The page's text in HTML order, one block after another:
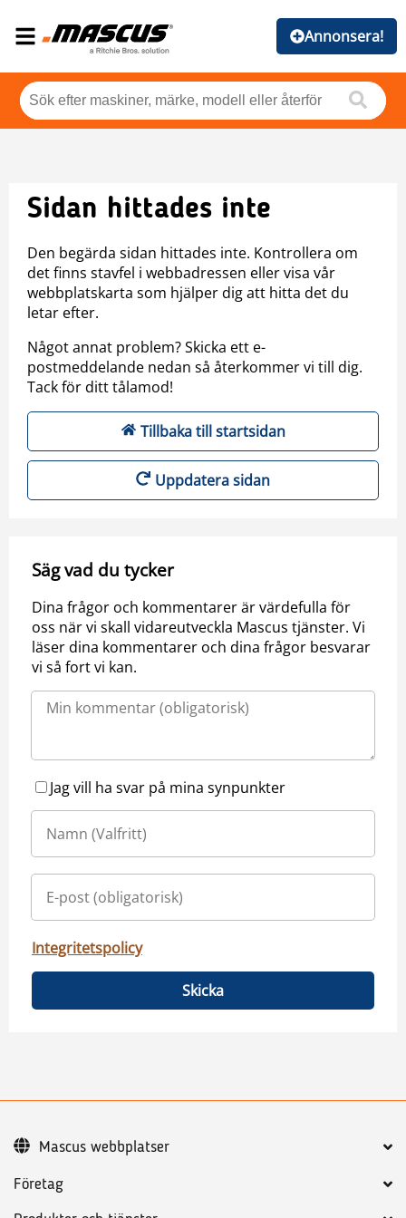
Annonsera!
Sidan hittades inte
Den begärda sidan hittades inte. Kontrollera om
det finns stavfel i webbadressen eller visa vår
webbplatskarta som hjälper dig att hitta det du
letar efter.
Något annat problem? Skicka ett e-
postmeddelande nedan så återkommer vi till dig.
Tack för ditt tålamod!
Tillbaka till startsidan
Uppdatera sidan
Säg vad du tycker
Dina frågor och kommentarer är värdefulla för
oss när vi skall vidareutveckla Mascus tjänster. Vi
läser dina kommentarer och dina frågor besvarar
vi så fort vi kan.
Jag vill ha svar på mina synpunkter
Integritetspolicy
Skicka
Företag
Mascus webbplatser